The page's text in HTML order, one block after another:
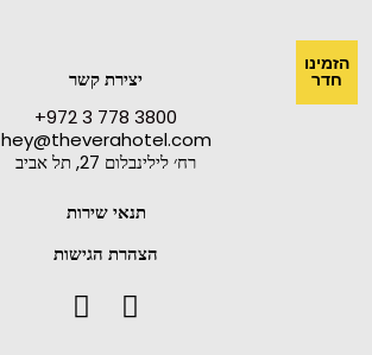
הזמינו
חדר
יצירת קשר
3800 778 3 972+
hey@theverahotel.com
רח׳ לילינבלום 27, תל אביב
תנאי שירות
הצהרת הגישות